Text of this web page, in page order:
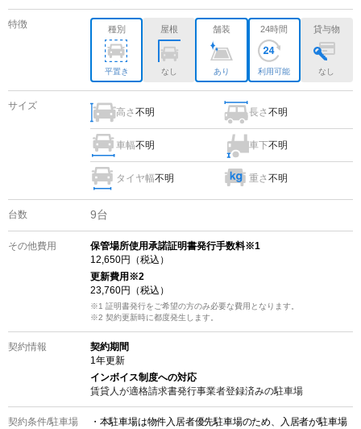
特徴 種別
平置き
屋根
なし
舗装
あり
24時間
利用可能
貸与物
なし
サイズ
高さ不明 長さ不明
車幅不明 車下不明
タイヤ幅不明 重さ不明
台数 9台
その他費用
保管場所使用承諾証明書発行手数料※1
12,650円（税込）
更新費用 ※2
23,760円（税込）
※1 証明書発行をご希望の方のみ必要な費用となります。
※2 契約更新時に都度発生します。
契約情報
契約期間
1年更新
インボイス制度への対応
賃貸人が適格請求書発行事業者登録済みの駐車場
契約条件/駐車場
・本駐車場は物件入居者優先駐車場のため、入居者が駐車場